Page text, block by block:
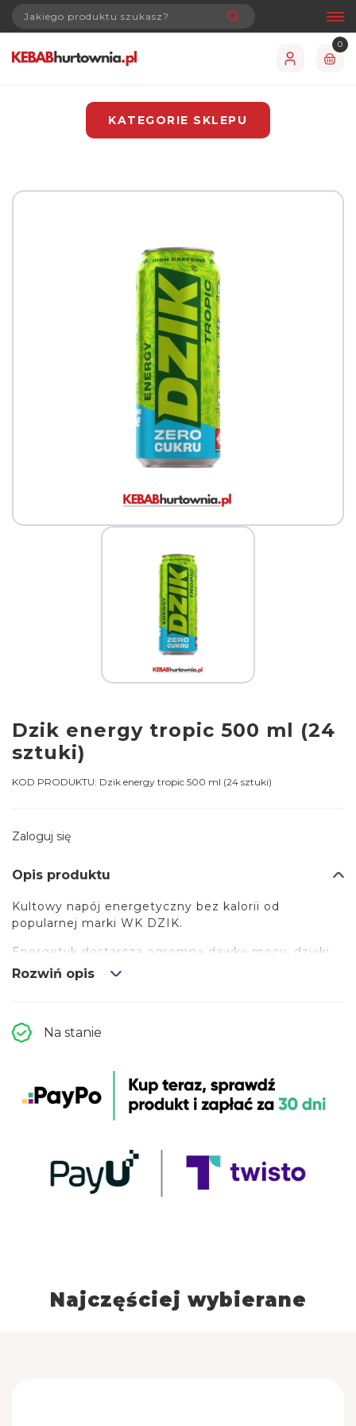
0
KATEGORIE SKLEPU
Dzik energy tropic 500 ml (24
sztuki)
KOD PRODUKTU: Dzik energy tropic 500 ml (24 sztuki)
Zaloguj się
Opis produktu
Kultowy napój energetyczny bez kalorii od
popularnej marki WK DZIK.
Energetyk dostarcza ogromną dawkę mocy, dzięki
takim składnikom aktywnym jak: kofeina, guarana,
tauryna, ekstrakt żeń-szenia, czy L-karnityna.
wspierają metabolizm energetyczny naszego
uczucia zmęczenia i znużenia.
Smak - tropikalny
Rozwiń opis
Na stanie
Najczęściej wybierane